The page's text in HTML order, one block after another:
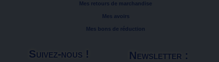
Mes retours de marchandise
Mes avoirs
Mes bons de réduction
Suivez-nous ! Newsletter :